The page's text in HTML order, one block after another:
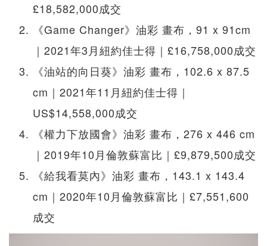
£18,582,000成交
《Game Changer》油彩 畫布，91 x 91cm
｜2021年3月紐約佳士得｜£16,758,000成交
《油站的向日葵》油彩 畫布，102.6 x 87.5
cm｜2021年11月紐約佳士得｜
US$14,558,000成交
《權力下放國會》油彩 畫布，276 x 446 cm
｜2019年10月倫敦蘇富比｜£9,879,500成交
《給我看莫內》油彩 畫布，143.1 x 143.4
cm｜2020年10月倫敦蘇富比｜£7,551,600
成交